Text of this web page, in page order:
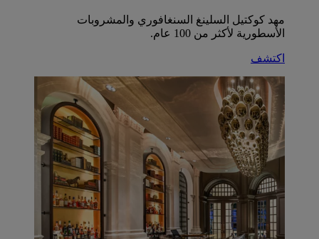
مهد كوكتيل السلينغ السنغافوري والمشروبات
الأسطورية لأكثر من 100 عام.
اكتشف